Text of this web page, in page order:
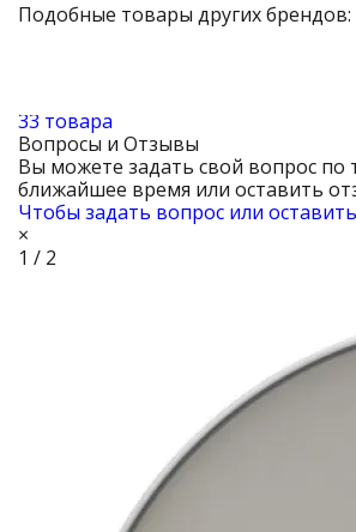
Подобные товары других брендов:
33 товара
Вопросы и Отзывы
Вы можете задать свой вопрос
ближайшее время или оставить
Чтобы задать вопрос или
×
1 / 2